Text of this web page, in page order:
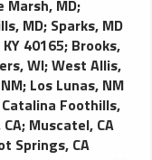
Marsh, MD;
MD; Sparks, MD
40165; Brooks,
WI;West Allis,
; Los Lunas, NM
Catalina Foothills,
; Muscatel, CA
Springs, CA